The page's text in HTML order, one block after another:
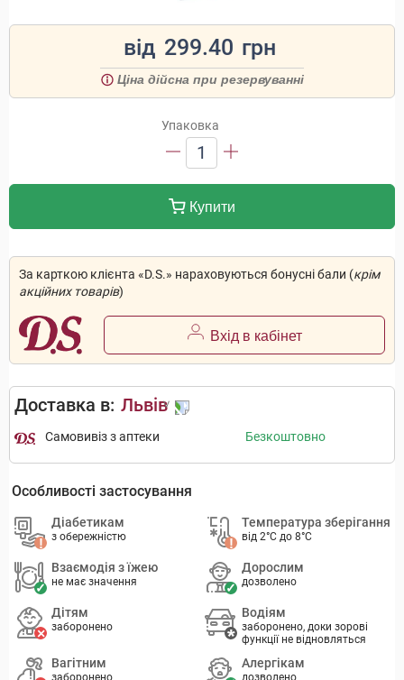
від 299.40 грн
Ціна дійсна при резервуванні
Упаковка
1
Купити
За карткою клієнта «D.S.» нараховуються бонусні бали (крім
акційних товарів)
Вхід в кабінет
Доставка в: Львів
Самовивіз з аптеки Безкоштовно
Особливості застосування
Діабетикам
з обережністю
Температура зберігання
від 2°C до 8°C
Взаємодія з їжею
не має значення
Дорослим
дозволено
Дітям
заборонено
Водіям
заборонено, доки зорові
функції не відновляться
Вагітним
заборонено
Алергікам
дозволено